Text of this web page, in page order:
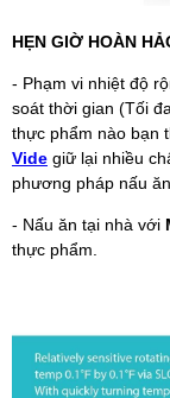
HẸN GIỜ HOÀN
- Phạm vi nhiệt độ
soát thời gian (Tối
thực phẩm nào bạn
Vide giữ lại nhiều
phương pháp nấu
- Nấu ăn tại nhà với
thực phẩm.